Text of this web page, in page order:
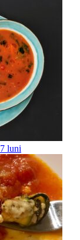
7 luni